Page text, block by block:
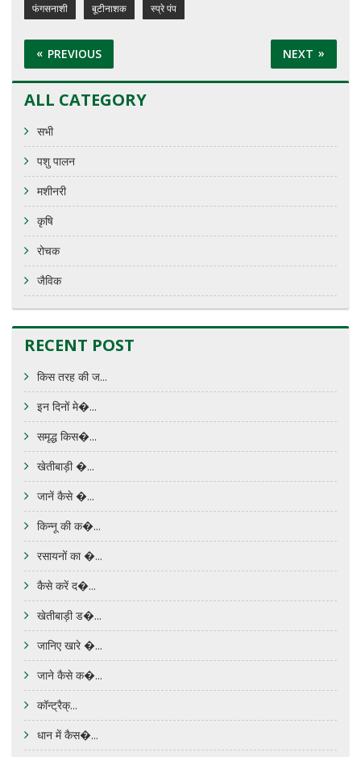
फंगसनाशी बूटीनाशक स्प्रे पंप
PREVIOUS NEXT
ALL CATEGORY
सभी
पशु पालन
मशीनरी
कृषि
रोचक
जैविक
RECENT POST
किस तरह की ज...
इन दिनों मे�...
समृद्ध किस�...
खेतीबाड़ी �...
जानें कैसे �...
किन्नू की क�...
रसायनों का �...
कैसे करें द�...
खेतीबाड़ी ड�...
जानिए खारे �...
जाने कैसे क�...
कॉन्ट्रैक्...
धान में कैस�...